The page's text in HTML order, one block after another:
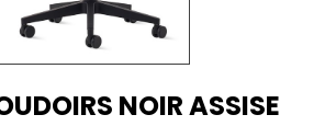
NOIR ASSISE